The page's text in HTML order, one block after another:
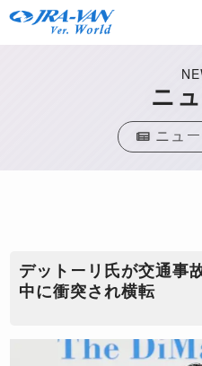
ニ
ニュ
デットーリ氏が交通事
中に衝突され横転